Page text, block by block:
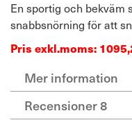
En sportig och bekväm
snabbsnörning för att
Pris exkl.moms:
Mer information
Recensioner8